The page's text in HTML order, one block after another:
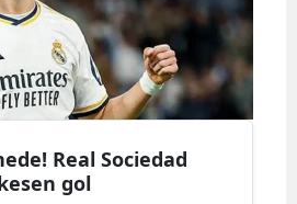
Real Sociedad
gol